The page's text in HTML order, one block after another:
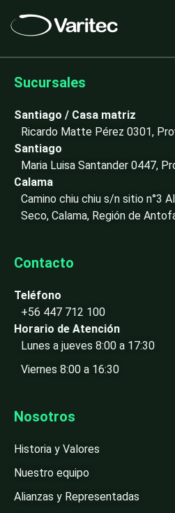
Sucursales
Santiago / Casa matriz
Ricardo Matte Pérez 0301,
Santiago
Maria Luisa Santander 0447,
Calama
Camino chiu chiu s/n sitio n°3
Seco, Calama, Región de
Contacto
Teléfono
+56 447 712 100
Horario de Atención
Lunes a jueves 8:00 a 17:30
Viernes 8:00 a 16:30
Nosotros
Historia y Valores
Nuestro equipo
Alianzas y Representadas